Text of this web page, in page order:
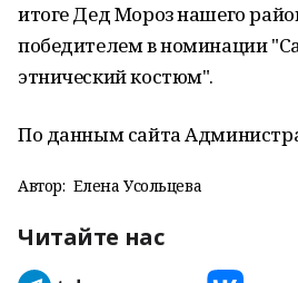
итоге Дед Мороз нашего
победителем в номинации
этнический костюм".
По данным сайта
Автор: Елена Усольцева
Читайте нас